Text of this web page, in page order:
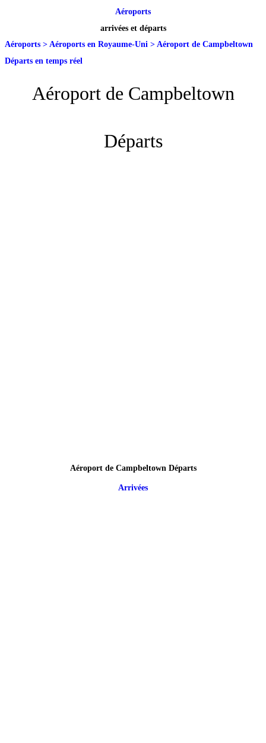
Aéroports
arrivées et départs
Aéroports > Aéroports en Royaume-Uni > Aéroport de Campbeltown
Départs en temps réel
Aéroport de Campbeltown
Départs
Aéroport de Campbeltown Départs
Arrivées